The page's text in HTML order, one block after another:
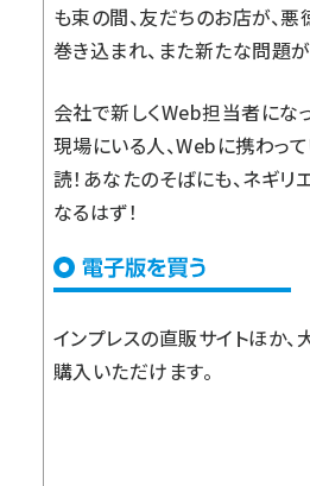
も束の間、友だちのお店が、
巻き込まれ、また新たな問題が
会社で新しくWeb担当者にな
現場にいる人、Webに携わっ
読！あなたのそばにも、ネギリ
なるはず！
インプレスの直販サイトほか
購入いただけます。